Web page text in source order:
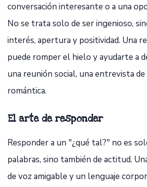
conversación interesante o a una
No se trata solo de ser ingenioso,
interés, apertura y positividad. Una
puede romper el hielo y ayudarte a
una reunión social, una entrevista
romántica.
El arte de responder
Responder a un "¿qué tal?" no es
palabras, sino también de actitud.
de voz amigable y un lenguaje